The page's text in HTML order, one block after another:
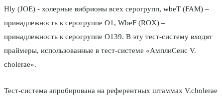
Hly (JOE) - холерные вибрионы всех серогрупп, wbeT (FAM) –
принадлежность к серогруппе О1, WbeF (ROX) –
принадлежность к серогруппе О139. В эту тест-систему входят
праймеры, использованные в тест-системе «АмплиСенс V.
cholerae».
Тест-система апробирована на референтных штаммах V.cholerae